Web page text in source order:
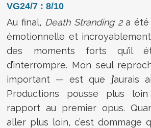
VG24/7 : 8/10
Au final, Death Stranding 2a été
émotionnelle et
des moments forts qu’il
d’interrompre. Mon seul
important — est que j’aurais
Productions pousse plus loin
rapport au premier opus.
aller plus loin, c’est dommage